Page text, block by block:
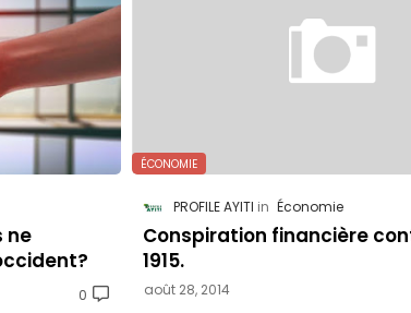
ne
0
ÉCONOMIE
PROFILE AYITI Économie
Conspiration financière
1915.
août 28, 2014